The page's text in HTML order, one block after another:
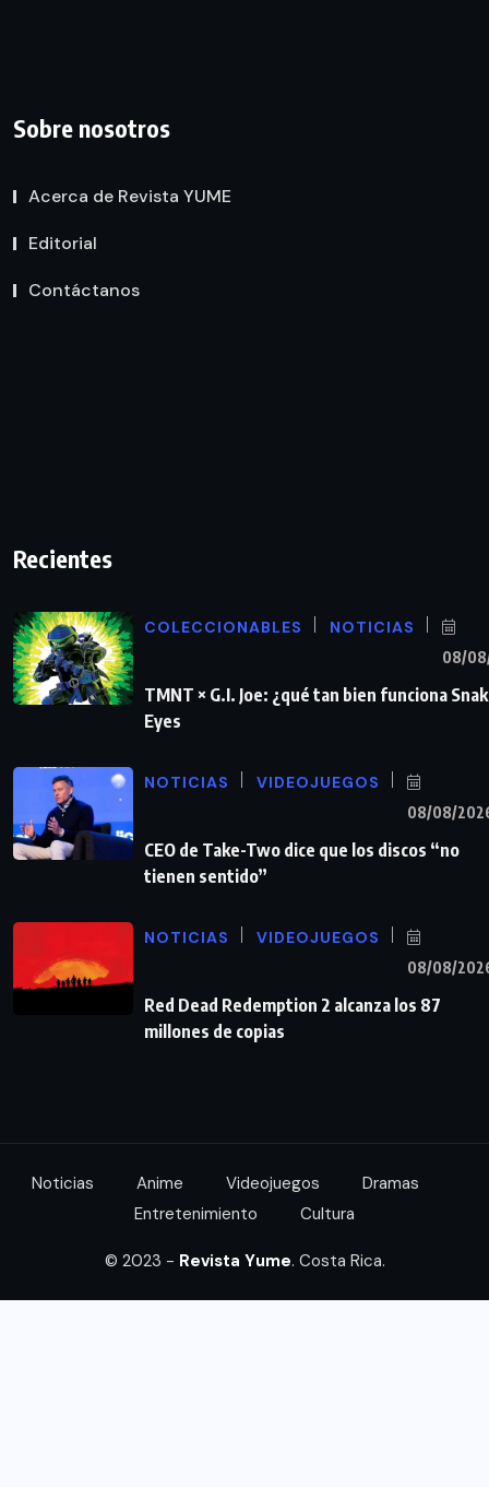
Sobre nosotros
Acerca de Revista YUME
Editorial
Contáctanos
Recientes
COLECCIONABLES NOTICIAS
08/
TMNT × G.I. Joe: ¿qué tan bien funciona
Eyes
NOTICIAS VIDEOJUEGOS
08/08/
CEO de Take-Two dice que los discos “no
tienen sentido”
NOTICIAS VIDEOJUEGOS
08/08/
Red Dead Redemption 2 alcanza los 87
millones de copias
Noticias Anime Videojuegos
Dramas
Entretenimiento
Cultura
© 2023 - Revista Yume. Costa Rica.